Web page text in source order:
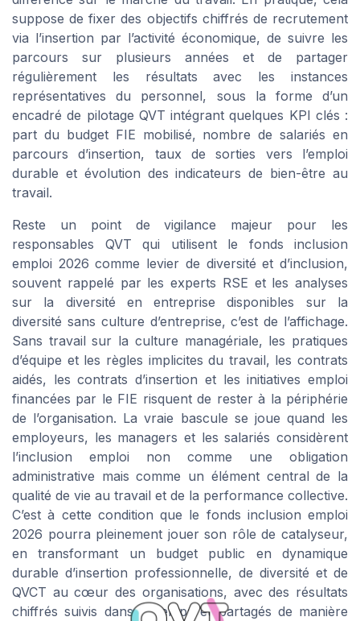
suppose de fixer des objectifs chiffrés de recrutement
via l’insertion par l’activité économique, de suivre les
parcours sur plusieurs années et de partager
régulièrement les résultats avec les instances
représentatives du personnel, sous la forme d’un
encadré de pilotage QVT intégrant quelques KPI clés :
part du budget FIE mobilisé, nombre de salariés en
parcours d’insertion, taux de sorties vers l’emploi
durable et évolution des indicateurs de bien-être au
travail.
Reste un point de vigilance majeur pour les
responsables QVT qui utilisent le fonds inclusion
emploi 2026 comme levier de diversité et d’inclusion,
souvent rappelé par les experts RSE et les analyses
sur la diversité en entreprise disponibles sur la
diversité sans culture d’entreprise, c’est de l’affichage.
Sans travail sur la culture managériale, les pratiques
d’équipe et les règles implicites du travail, les contrats
aidés, les contrats d’insertion et les initiatives emploi
financées par le FIE risquent de rester à la périphérie
de l’organisation. La vraie bascule se joue quand les
employeurs, les managers et les salariés considèrent
l’inclusion emploi non comme une obligation
administrative mais comme un élément central de la
qualité de vie au travail et de la performance collective.
C’est à cette condition que le fonds inclusion emploi
2026 pourra pleinement jouer son rôle de catalyseur,
en transformant un budget public en dynamique
durable d’insertion professionnelle, de diversité et de
QVCT au cœur des organisations, avec des résultats
chiffrés suivis dans le temps et partagés de manière